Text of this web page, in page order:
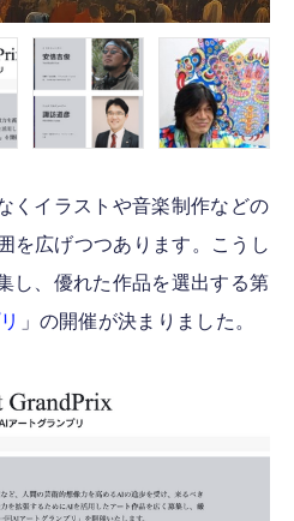
くイラストや音楽制作などの
を広げつつあります。こうし
し、優れた作品を選出する第
」の開催が決まりました。